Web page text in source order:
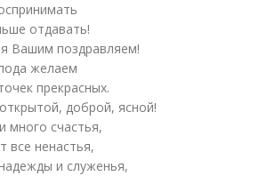
отдавать!
Вашим поздравляем!
желаем
прекрасных.
доброй, ясной!
много счастья,
все ненастья,
и служенья,